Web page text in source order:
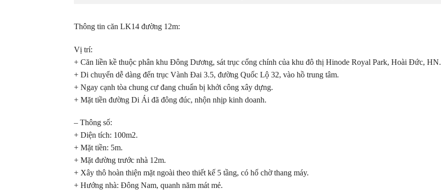
Thông tin căn LK14 đường 12m:
Vị trí:
+ Căn liền kề thuộc phân khu Đông Dương, sát trục cổng chính của khu đô thị Hinode Royal Park, Hoài Đức, HN.
+ Di chuyển dễ dàng đến trục Vành Đai 3.5, đường Quốc Lộ 32, vào hồ trung tâm.
+ Ngay cạnh tòa chung cư đang chuẩn bị khởi công xây dựng.
+ Mặt tiền đường Di Ái đã đông đúc, nhộn nhịp kinh doanh.
– Thông số:
+ Diện tích: 100m2.
+ Mặt tiền: 5m.
+ Mặt đường trước nhà 12m.
+ Xây thô hoàn thiện mặt ngoài theo thiết kế 5 tầng, có hố chờ thang máy.
+ Hướng nhà: Đông Nam, quanh năm mát mẻ.